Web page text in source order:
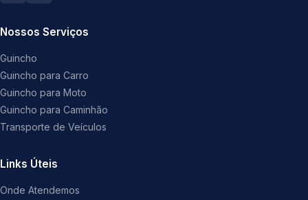
Nossos Serviços
Guincho
Guincho para Carro
Guincho para Moto
Guincho para Caminhão
Transporte de Veículos
Links Úteis
Onde Atendemos